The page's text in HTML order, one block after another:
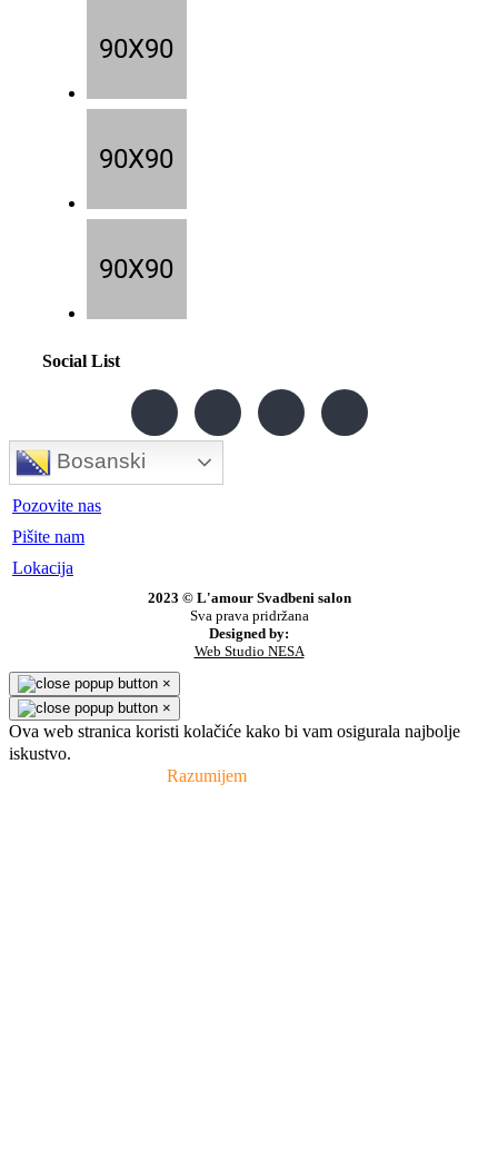
Social List
Bosanski
Pozovite nas
Pišite nam
Lokacija
2023 © L'amour Svadbeni salon
Sva prava pridržana
Designed by:
Web Studio NESA
×
×
Ova web stranica koristi kolačiće kako bi vam osigurala najbolje
iskustvo.
Razumijem